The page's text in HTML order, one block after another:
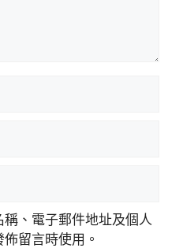
、電子郵件地址及個人
留言時使用。